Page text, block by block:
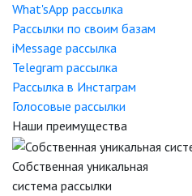
What'sApp рассылка
Рассылки по своим базам
iMessage рассылка
Telegram рассылка
Рассылка в Инстаграм
Голосовые рассылки
Наши преимущества
Собственная уникальная
система рассылки